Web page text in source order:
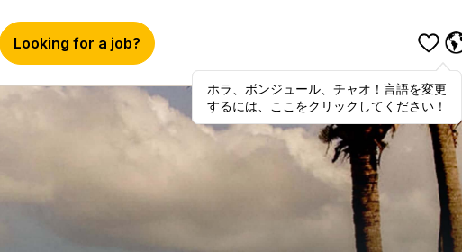
Looking for a job?
Hola,bonjour, ciao! To switch
languages, click here!
ホラ、ボンジュール、チャオ！言語を変更
するには、ここをクリックしてください！